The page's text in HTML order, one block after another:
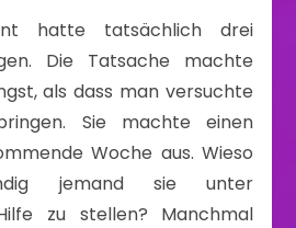
hatte tatsächlich drei
Die Tatsache machte
als dass man versuchte
Sie machte einen
Woche aus. Wieso
jemand sie unter
zu stellen? Manchmal